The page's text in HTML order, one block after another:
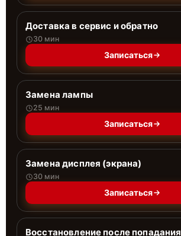
Доставка в сервис и обратно
30 мин
Записаться
Замена лампы
25 мин
Записаться
Замена дисплея (экрана)
30 мин
Записаться
Восстановление после попадания